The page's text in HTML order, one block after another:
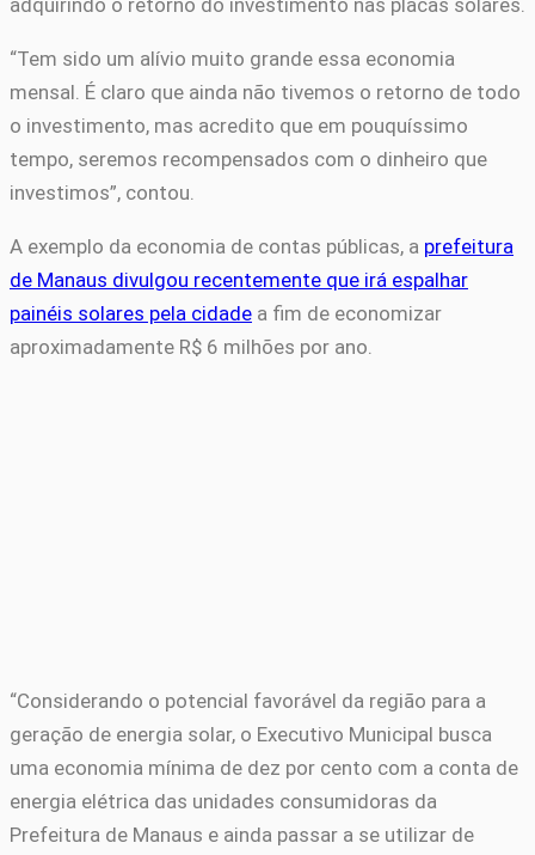
“Tem sido um alívio muito grande essa economia
mensal. É claro que ainda não tivemos o retorno de todo
o investimento, mas acredito que em pouquíssimo
tempo, seremos recompensados com o dinheiro que
investimos”, contou.
A exemplo da economia de contas públicas, a prefeitura
de Manaus divulgou recentemente que irá espalhar
painéis solares pela cidade a fim de economizar
aproximadamente R$ 6 milhões por ano.
“Considerando o potencial favorável da região para a
geração de energia solar, o Executivo Municipal busca
uma economia mínima de dez por cento com a conta de
energia elétrica das unidades consumidoras da
Prefeitura de Manaus e ainda passar a se utilizar de